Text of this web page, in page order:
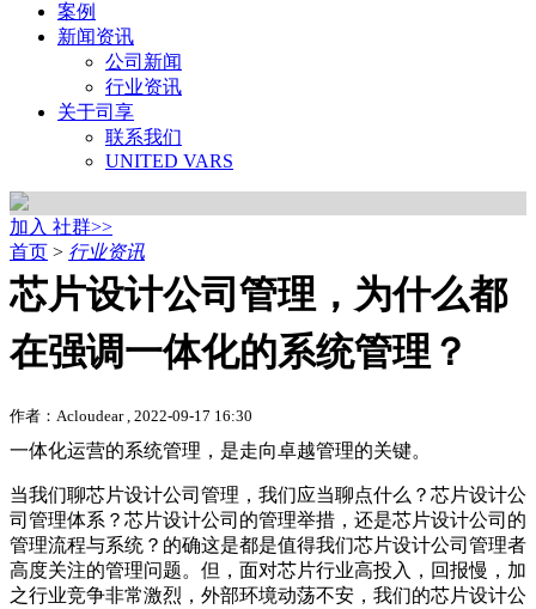
案例
新闻资讯
公司新闻
行业资讯
关于司享
联系我们
UNITED VARS
加入 社群>>
首页 > 行业资讯
芯片设计公司管理，为什么都
在强调一体化的系统管理？
作者：Acloudear , 2022-09-17 16:30
一体化运营的系统管理，是走向卓越管理的关键。
当我们聊芯片设计公司管理，我们应当聊点什么？芯片设计公
司管理体系？芯片设计公司的管理举措，还是芯片设计公司的
管理流程与系统？的确这是都是值得我们芯片设计公司管理者
高度关注的管理问题。但，面对芯片行业高投入，回报慢，加
之行业竞争非常激烈，外部环境动荡不安，我们的芯片设计公